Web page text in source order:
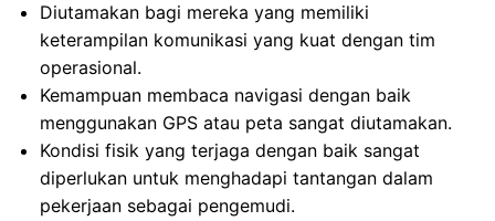
Diutamakan bagi mereka yang memiliki
keterampilan komunikasi yang kuat dengan tim
operasional.
Kemampuan membaca navigasi dengan baik
menggunakan GPS atau peta sangat diutamakan.
Kondisi fisik yang terjaga dengan baik sangat
diperlukan untuk menghadapi tantangan dalam
pekerjaan sebagai pengemudi.